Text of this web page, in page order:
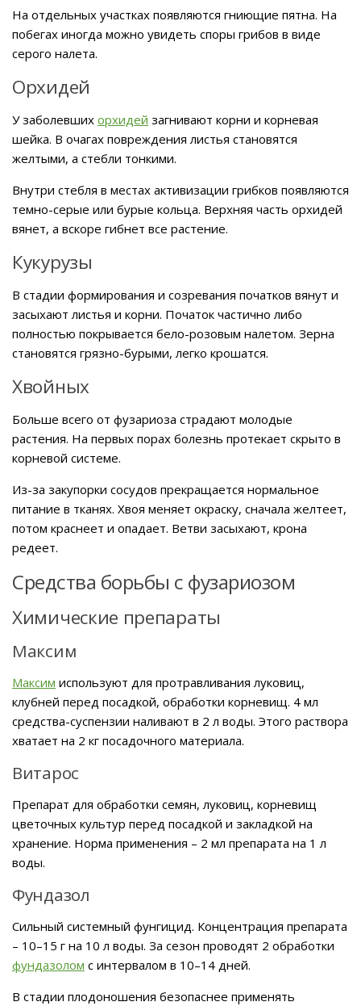
На отдельных участках появляются гниющие пятна. На
побегах иногда можно увидеть споры грибов в виде
серого налета.
Орхидей
У заболевших орхидей загнивают корни и корневая
шейка. В очагах повреждения листья становятся
желтыми, а стебли тонкими.
Внутри стебля в местах активизации грибков появляются
темно-серые или бурые кольца. Верхняя часть орхидей
вянет, а вскоре гибнет все растение.
Кукурузы
В стадии формирования и созревания початков вянут и
засыхают листья и корни. Початок частично либо
полностью покрывается бело-розовым налетом. Зерна
становятся грязно-бурыми, легко крошатся.
Хвойных
Больше всего от фузариоза страдают молодые
растения. На первых порах болезнь протекает скрыто в
корневой системе.
Из-за закупорки сосудов прекращается нормальное
питание в тканях. Хвоя меняет окраску, сначала желтеет,
потом краснеет и опадает. Ветви засыхают, крона
редеет.
Средства борьбы с фузариозом
Химические препараты
Максим
Максим используют для протравливания луковиц,
клубней перед посадкой, обработки корневищ. 4 мл
средства-суспензии наливают в 2 л воды. Этого раствора
хватает на 2 кг посадочного материала.
Витарос
Препарат для обработки семян, луковиц, корневищ
цветочных культур перед посадкой и закладкой на
хранение. Норма применения – 2 мл препарата на 1 л
воды.
Фундазол
Сильный системный фунгицид. Концентрация препарата
– 10–15 г на 10 л воды. За сезон проводят 2 обработки
фундазолом с интервалом в 10–14 дней.
В стадии плодоношения безопаснее применять